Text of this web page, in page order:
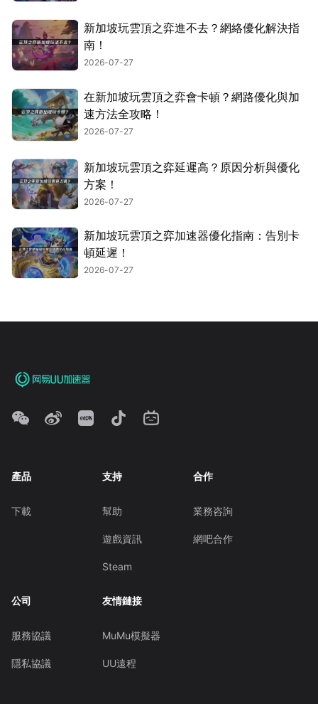
新加坡玩雲頂之弈進不去？網絡優化解決指
南！
2026-07-27
在新加坡玩雲頂之弈會卡頓？網路優化與加
速方法全攻略！
2026-07-27
新加坡玩雲頂之弈延遲高？原因分析與優化
方案！
2026-07-27
新加坡玩雲頂之弈加速器優化指南：告別卡
頓延遲！
2026-07-27
產品
下載
支持
幫助
遊戲資訊
Steam
合作
業務咨詢
網吧合作
公司
服務協議
隱私協議
友情鏈接
MuMu模擬器
UU遠程